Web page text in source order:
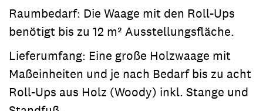
Raumbedarf: Die Waage mit den Roll-Ups
benötigt bis zu 12 m² Ausstellungsfläche.
Lieferumfang: Eine große Holzwaage mit
Maßeinheiten und je nach Bedarf bis zu acht
Roll-Ups aus Holz (Woody) inkl. Stange und